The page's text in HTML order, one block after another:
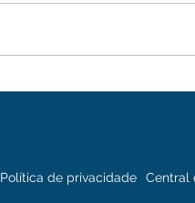
Central
Política de privacidade